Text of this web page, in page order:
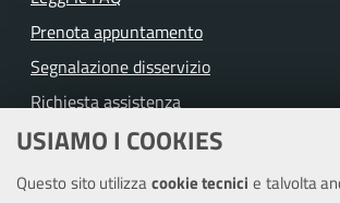
USIAMO I COOKIES
Questo sito utilizzacookie tecnicie talvolta
Prenota appuntamento
Segnalazione disservizio
Richiesta assistenza
Amministrazione trasparente
Informativa privacy